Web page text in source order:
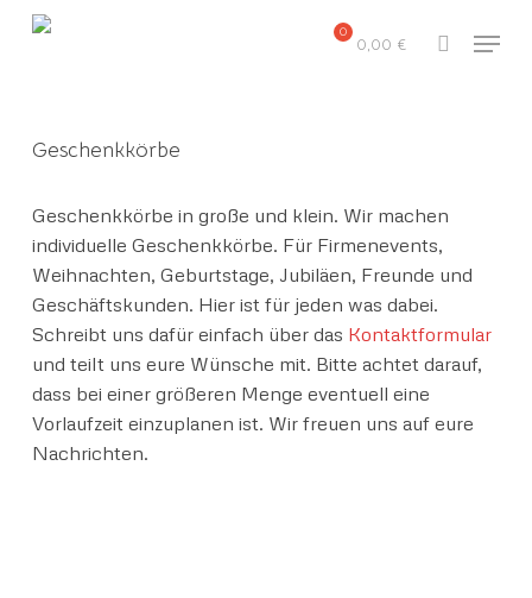
Skip
0,00 € search
Menu
Geschenkkörbe
Geschenkkörbe in große und klein. Wir machen
individuelle Geschenkkörbe. Für Firmenevents,
Weihnachten, Geburtstage, Jubiläen, Freunde und
Geschäftskunden. Hier ist für jeden was dabei.
Schreibt uns dafür einfach über das Kontaktformular
und teilt uns eure Wünsche mit. Bitte achtet darauf,
dass bei einer größeren Menge eventuell eine
Vorlaufzeit einzuplanen ist. Wir freuen uns auf eure
Nachrichten.